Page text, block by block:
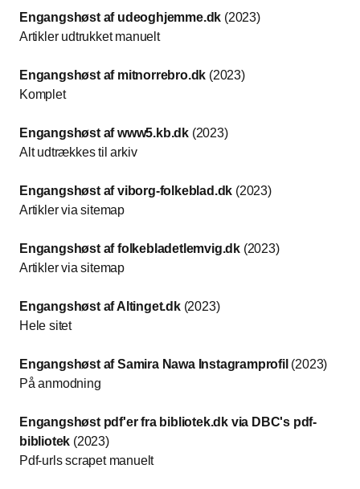
Engangshøst af udeoghjemme.dk (2023)
Artikler udtrukket manuelt
Engangshøst af mitnorrebro.dk (2023)
Komplet
Engangshøst af www5.kb.dk (2023)
Alt udtrækkes til arkiv
Engangshøst af viborg-folkeblad.dk (2023)
Artikler via sitemap
Engangshøst af folkebladetlemvig.dk (2023)
Artikler via sitemap
Engangshøst af Altinget.dk (2023)
Hele sitet
Engangshøst af Samira Nawa Instagramprofil (2023)
På anmodning
Engangshøst pdf'er fra bibliotek.dk via DBC's pdf-
bibliotek (2023)
Pdf-urls scrapet manuelt